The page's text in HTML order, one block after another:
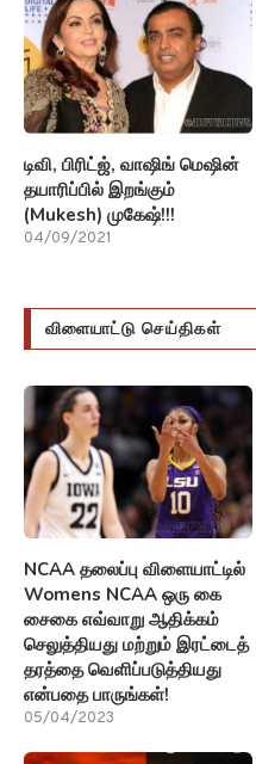
டிவி, பிரிட்ஜ், வாஷிங் மெஷின்
தயாரிப்பில் இறங்கும்
(Mukesh) முகேஷ்!!!
04/09/2021
விளையாட்டு செய்திகள்
NCAA தலைப்பு விளையாட்டில்
Womens NCAA ஒரு கை
சைகை எவ்வாறு ஆதிக்கம்
செலுத்தியது மற்றும் இரட்டைத்
தரத்தை வெளிப்படுத்தியது
என்பதை பாருங்கள்!
05/04/2023